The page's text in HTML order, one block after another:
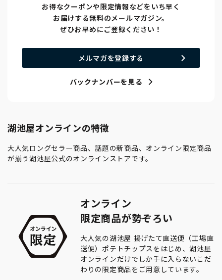
お得なクーポンや限定情報などをいち早く
お届けする無料のメールマガジン。
ぜひお早めにご登録ください！
メルマガを登録する
バックナンバーを見る
湖池屋オンラインの特徴
大人気ロングセラー商品、話題の新商品、オンライン限定商品
が揃う湖池屋公式のオンラインストアです。
オンライン
限定商品が勢ぞろい
大人気の湖池屋 揚げたて直送便（工場直
送便）ポテトチップスをはじめ、湖池屋
オンラインだけでしか手に入らないこだ
わりの限定商品をご用意しています。